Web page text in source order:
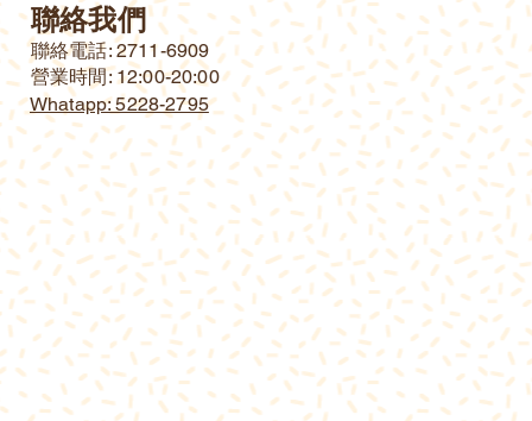
聯絡我們
​聯絡電話: 2711-6909
營業時間: 12:00-20:00
Whatapp: 5228-2795